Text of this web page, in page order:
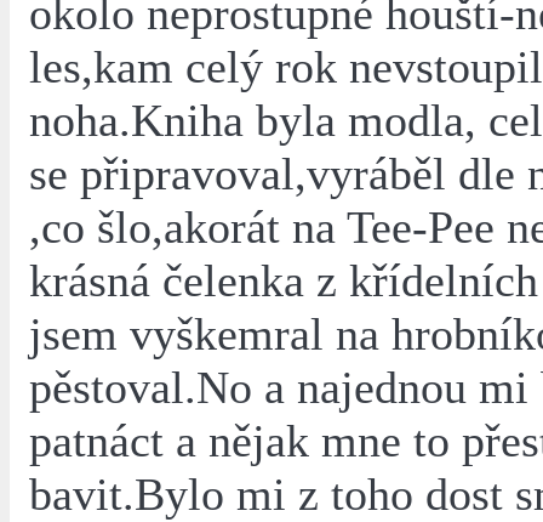
okolo neprostupné houští-
les,kam celý rok
noha.Kniha byla modla,
se připravoval,vyráběl dle
,co šlo,akorát na Tee-Pee
krásná čelenka z
jsem vyškemral na
pěstoval.No a najednou
patnáct a nějak mne to
bavit.Bylo mi z toho dost